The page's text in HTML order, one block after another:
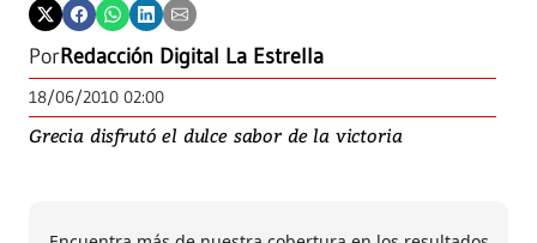
PorRedacción Digital La Estrella
18/06/2010 02:00
Grecia disfrutó el dulce sabor de la victoria